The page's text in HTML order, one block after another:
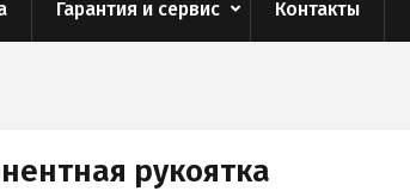
Гарантия и сервис Контакты
рукоятка